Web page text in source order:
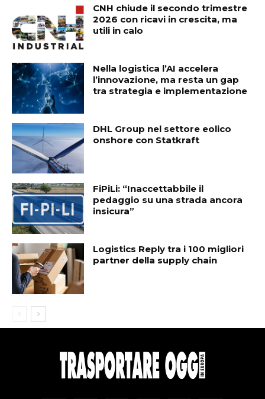
CNH chiude il secondo trimestre
2026 con ricavi in crescita, ma
utili in calo
Nella logistica l’AI accelera
l’innovazione, ma resta un gap
tra strategia e implementazione
DHL Group nel settore eolico
onshore con Statkraft
FiPiLi: “Inaccettabbile il
pedaggio su una strada ancora
insicura”
Logistics Reply tra i 100 migliori
partner della supply chain